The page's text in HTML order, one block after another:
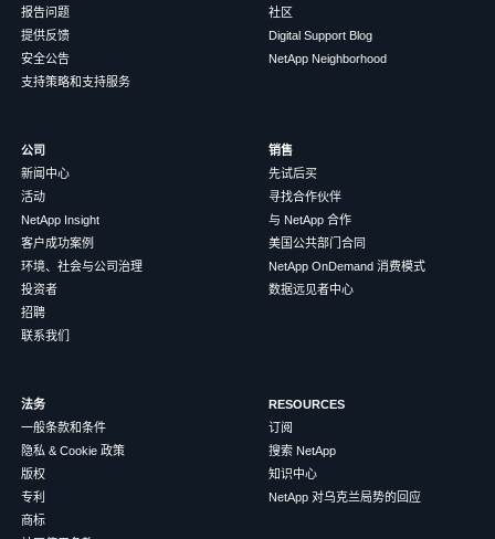
报告问题
提供反馈
安全公告
支持策略和支持服务
社区
Digital Support Blog
NetApp Neighborhood
公司
新闻中心
活动
NetApp Insight
客户成功案例
环境、社会与公司治理
投资者
招聘
联系我们
销售
先试后买
寻找合作伙伴
与 NetApp 合作
美国公共部门合同
NetApp OnDemand 消费模式
数据远见者中心
法务
一般条款和条件
隐私 & Cookie 政策
版权
专利
商标
RESOURCES
订阅
搜索 NetApp
知识中心
NetApp 对乌克兰局势的回应